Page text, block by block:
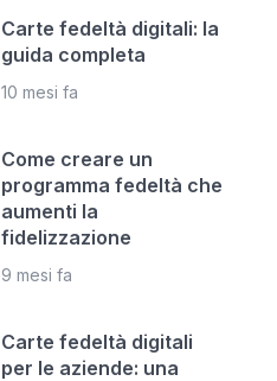
Carte fedeltà digitali: la
guida completa
10 mesi fa
Come creare un
programma fedeltà che
aumenti la
fidelizzazione
9 mesi fa
Carte fedeltà digitali
per le aziende: una